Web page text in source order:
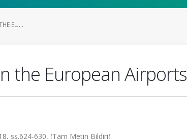
EU...
the European Airports
ss.624-630, (Tam Metin Bildiri)